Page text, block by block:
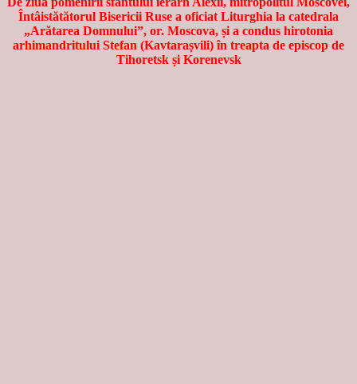
Întâistătătorul Bisericii Ruse a oficiat Liturghia la catedrala
„Arătarea Domnului”, or. Moscova, și a condus hirotonia
arhimandritului Stefan (Kavtarașvili) în treapta de episcop de
Tihoretsk și Korenevsk